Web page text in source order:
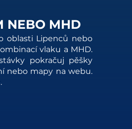
NEBO MHD
oblasti Lipenců nebo
vlaku a MHD.
pokračuj pěšky
nebo mapy na webu.